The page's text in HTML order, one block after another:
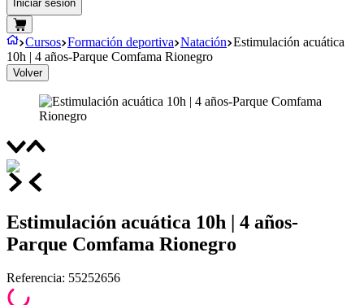
Iniciar sesión
Cursos Formación deportiva Natación Estimulación acuática
10h | 4 años-Parque Comfama Rionegro
Volver
Estimulación acuática 10h | 4 años-
Parque Comfama Rionegro
Referencia: 55252656